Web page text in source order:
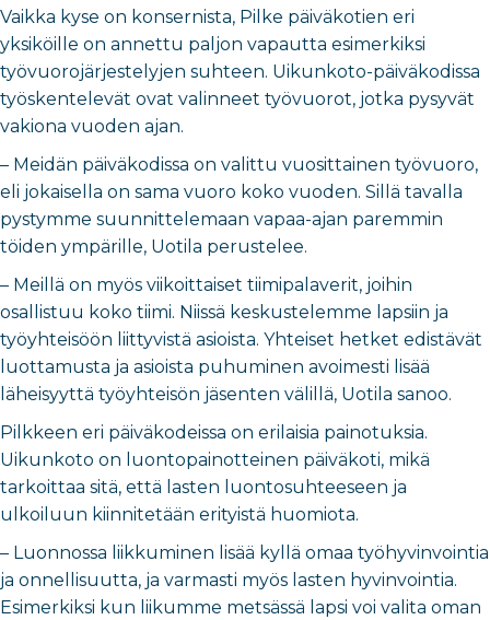
Vaikka kyse on konsernista, Pilke päiväkotien eri
yksiköille on annettu paljon vapautta esimerkiksi
työvuorojärjestelyjen suhteen. Uikunkoto-päiväkodissa
työskentelevät ovat valinneet työvuorot, jotka pysyvät
vakiona vuoden ajan.
– Meidän päiväkodissa on valittu vuosittainen työvuoro,
eli jokaisella on sama vuoro koko vuoden. Sillä tavalla
pystymme suunnittelemaan vapaa-ajan paremmin
töiden ympärille, Uotila perustelee.
– Meillä on myös viikoittaiset tiimipalaverit, joihin
osallistuu koko tiimi. Niissä keskustelemme lapsiin ja
työyhteisöön liittyvistä asioista. Yhteiset hetket edistävät
luottamusta ja asioista puhuminen avoimesti lisää
läheisyyttä työyhteisön jäsenten välillä, Uotila sanoo.
Pilkkeen eri päiväkodeissa on erilaisia painotuksia.
Uikunkoto on luontopainotteinen päiväkoti, mikä
tarkoittaa sitä, että lasten luontosuhteeseen ja
ulkoiluun kiinnitetään erityistä huomiota.
– Luonnossa liikkuminen lisää kyllä omaa työhyvinvointia
ja onnellisuutta, ja varmasti myös lasten hyvinvointia.
Esimerkiksi kun liikumme metsässä lapsi voi valita oman